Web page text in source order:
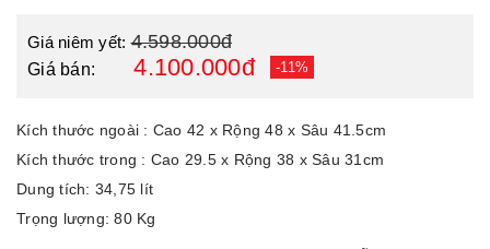
Giá niêm yết:4.598.000đ
Giá bán: 4.100.000đ -11%
Kích thước ngoài : Cao 42 x Rộng 48 x Sâu 41.5cm
Kích thước trong : Cao 29.5 x Rộng 38 x Sâu 31cm
Dung tích: 34,75 lít
Trọng lượng: 80 Kg